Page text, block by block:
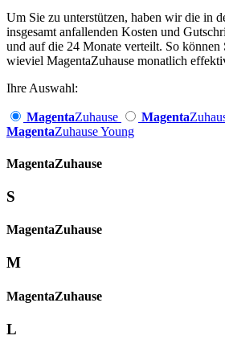
Um Sie zu unterstützen, haben wir die in
insgesamt anfallenden Kosten und
und auf die 24 Monate verteilt. So können
wieviel MagentaZuhause monatlich
Ihre Auswahl:
MagentaZuhause Magenta
MagentaZuhause Young
Magenta­Zuhause
S
Magenta­Zuhause
M
Magenta­Zuhause
L